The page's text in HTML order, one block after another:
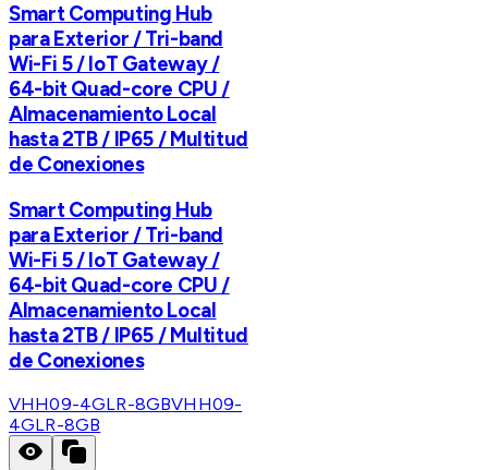
Smart Computing Hub
para Exterior / Tri-band
Wi-Fi 5 / IoT Gateway /
64-bit Quad-core CPU /
Almacenamiento Local
hasta 2TB / IP65 / Multitud
de Conexiones
Smart Computing Hub
para Exterior / Tri-band
Wi-Fi 5 / IoT Gateway /
64-bit Quad-core CPU /
Almacenamiento Local
hasta 2TB / IP65 / Multitud
de Conexiones
VHH09-4GLR-8GBVHH09-
4GLR-8GB